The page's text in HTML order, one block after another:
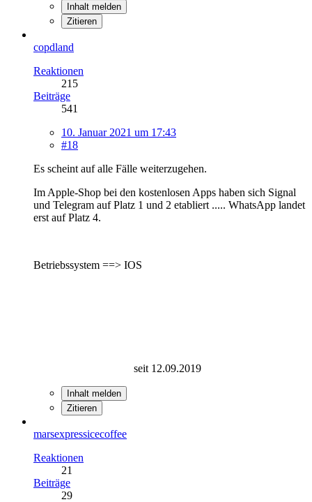
Inhalt melden
Zitieren
copdland
Reaktionen
215
Beiträge
541
10. Januar 2021 um 17:43
#18
Es scheint auf alle Fälle weiterzugehen.
Im Apple-Shop bei den kostenlosen Apps haben sich Signal
und Telegram auf Platz 1 und 2 etabliert ..... WhatsApp landet
erst auf Platz 4.
Betriebssystem ==> IOS
seit 12.09.2019
Inhalt melden
Zitieren
marsexpressicecoffee
Reaktionen
21
Beiträge
29